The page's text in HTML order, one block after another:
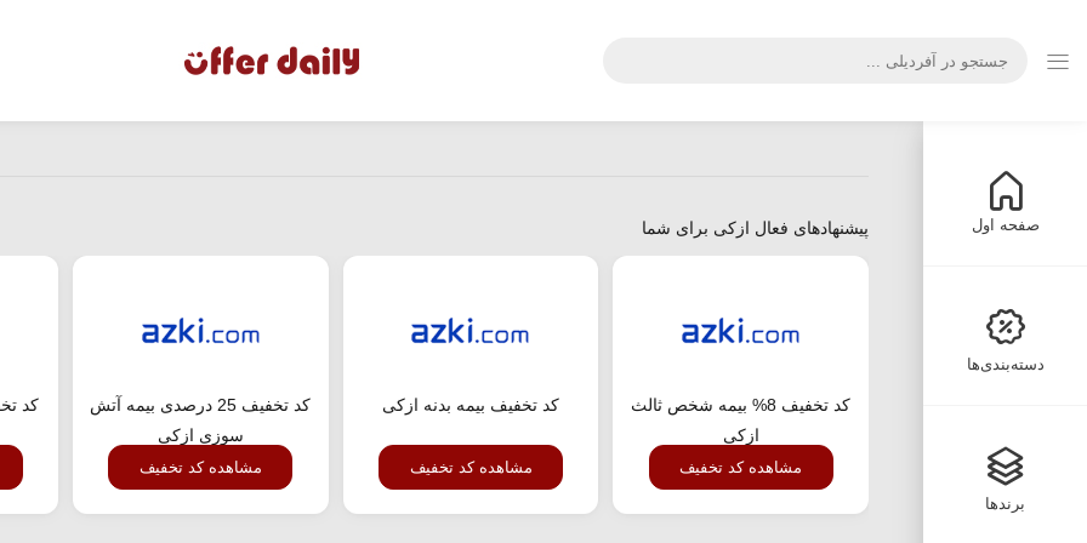
صفحه اول
دسته‌بندی‌ها
برندها
پیشنهادهای فعال ازکی برای شما
کد تخفیف 8% بیمه شخص ثالث
ازکی
مشاهده کد تخفیف
کد تخفیف بیمه بدنه ازکی
مشاهده کد تخفیف
کد تخفیف 25 درصدی بیمه آتش
سوزی ازکی
مشاهده کد تخفیف
کد